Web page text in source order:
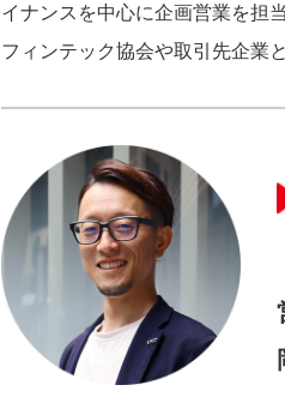
イナンスを中心に企画営業を担当
フィンテック協会や取引先企業